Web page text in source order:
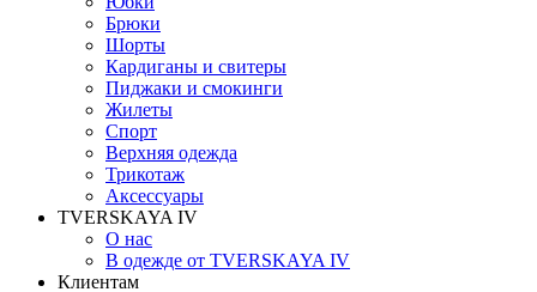
Брюки
Шорты
Кардиганы и свитеры
Пиджаки и смокинги
Жилеты
Спорт
Верхняя одежда
Трикотаж
Аксессуары
TVERSKAYA IV
О нас
В одежде от TVERSKAYA IV
Клиентам